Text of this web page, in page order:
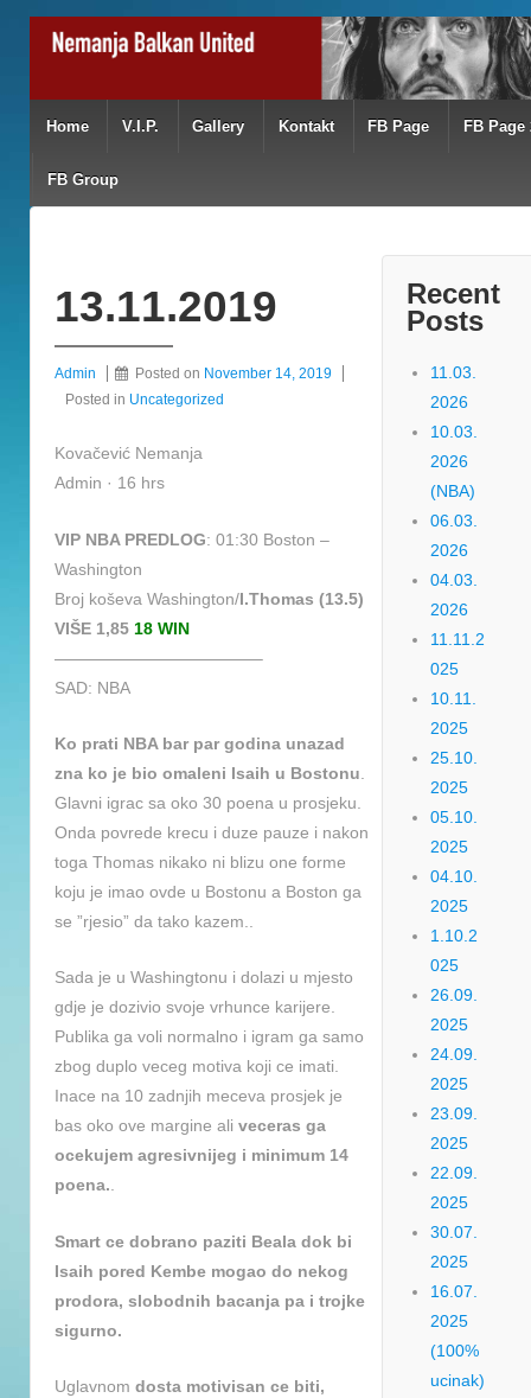
Home V.I.P. Gallery Kontakt FB Page FB Page
FB Group
13.11.2019
Admin Posted on November 14, 2019
Posted in Uncategorized
Kovačević Nemanja
Admin · 16 hrs
VIP NBA PREDLOG: 01:30 Boston –
Washington
Broj koševa Washington/I.Thomas (13.5)
VIŠE 1,85 18 WIN
————————————–
SAD: NBA
Ko prati NBA bar par godina unazad
zna ko je bio omaleni Isaih u Bostonu
Glavni igrac sa oko 30 poena u prosjeku.
Onda povrede krecu i duze pauze i nakon
toga Thomas nikako ni blizu one forme
koju je imao ovde u Bostonu a Boston ga
se ”rjesio” da tako kazem..
Sada je u Washingtonu i dolazi u mjesto
gdje je dozivio svoje vrhunce karijere.
Publika ga voli normalno i igram ga samo
zbog duplo veceg motiva koji ce imati.
Inace na 10 zadnjih meceva prosjek je
bas oko ove margine ali veceras ga
ocekujem agresivnijeg i minimum 14
poena..
Smart ce dobrano paziti Beala dok bi
Isaih pored Kembe mogao do nekog
prodora, slobodnih bacanja pa i trojke
sigurno.
Uglavnom dosta motivisan ce biti,
Recent
Posts
11.03.
2026
10.03.
2026
(NBA)
06.03.
2026
04.03.
2026
11.11.2
025
10.11.
2025
25.10.
2025
05.10.
2025
04.10.
2025
1.10.2
025
26.09.
2025
24.09.
2025
23.09.
2025
22.09.
2025
30.07.
2025
16.07.
2025
(100%
ucinak)